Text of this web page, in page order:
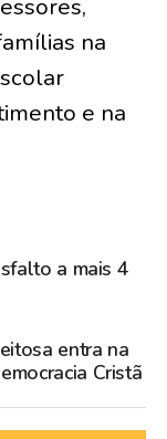
na
e na
a mais 4
entra na
Cristã